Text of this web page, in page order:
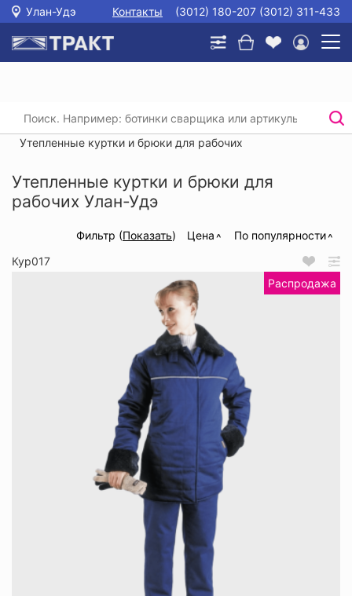
Улан-Удэ Контакты (3012) 180-207 (3012) 311-433
Главная / /
Утепленные куртки и брюки для рабочих
Утепленные куртки и брюки для рабочих
Утепленные куртки и брюки для
рабочих Улан-Удэ
Фильтр (Показать) Цена
По популярности
Кур017
Распродажа